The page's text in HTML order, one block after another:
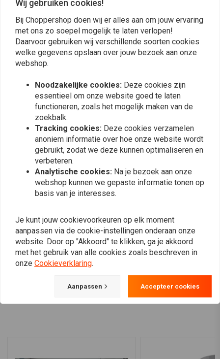
Plaats ook een review
Honda VT600 Streetrod
Slashdown
uitlaatsysteem Chroom
€954,61
“Leafblower” Kawasaki
Vulcan VN800 ’95-04
Uitlaat
€599,94
View more
Wij gebruiken cookies!
Bij Choppershop doen wij er alles aan om jouw ervaring
met ons zo soepel mogelijk te laten verlopen!
Daarvoor gebruiken wij verschillende soorten cookies
welke gegevens opslaan over jouw bezoek aan onze
webshop.
Noodzakelijke cookies: Deze cookies zijn
essentieel om onze website goed te laten
functioneren, zoals het mogelijk maken van de
zoekbalk.
Tracking cookies: Deze cookies verzamelen
anoniem informatie over hoe onze website wordt
gebruikt, zodat we deze kunnen optimaliseren en
verbeteren.
Analytische cookies: Na je bezoek aan onze
webshop kunnen we gepaste informatie tonen op
basis van je interesses.
Je kunt jouw cookievoorkeuren op elk moment
aanpassen via de cookie-instellingen onderaan onze
website. Door op "Akkoord" te klikken, ga je akkoord
met het gebruik van alle cookies zoals beschreven in
onze Cookieverklaring.
Aanpassen Accepteer cookies